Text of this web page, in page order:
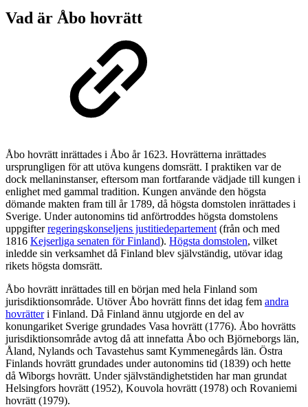
Vad är Åbo hovrätt
Åbo hovrätt inrättades i Åbo år 1623. Hovrätterna inrättades
ursprungligen för att utöva kungens domsrätt. I praktiken var de
dock mellaninstanser, eftersom man fortfarande vädjade till kungen i
enlighet med gammal tradition. Kungen använde den högsta
dömande makten fram till år 1789, då högsta domstolen inrättades i
Sverige. Under autonomins tid anförtroddes högsta domstolens
uppgifterregeringskonseljens justitiedepartement (från och med
1816 Kejserliga senaten för Finland). Högsta domstolen, vilket
inledde sin verksamhet då Finland blev självständig, utövar idag
rikets högsta domsrätt.
Åbo hovrätt inrättades till en början med hela Finland som
jurisdiktionsområde. Utöver Åbo hovrätt finns det idag fem andra
hovrätteri Finland. Då Finland ännu utgjorde en del av
konungariket Sverige grundades Vasa hovrätt (1776). Åbo hovrätts
jurisdiktionsområde avtog då att innefatta Åbo och Björneborgs län,
Åland, Nylands och Tavastehus samt Kymmenegårds län. Östra
Finlands hovrätt grundades under autonomins tid (1839) och hette
då Wiborgs hovrätt. Under självständighetstiden har man grundat
Helsingfors hovrätt (1952), Kouvola hovrätt (1978) och Rovaniemi
hovrätt (1979).